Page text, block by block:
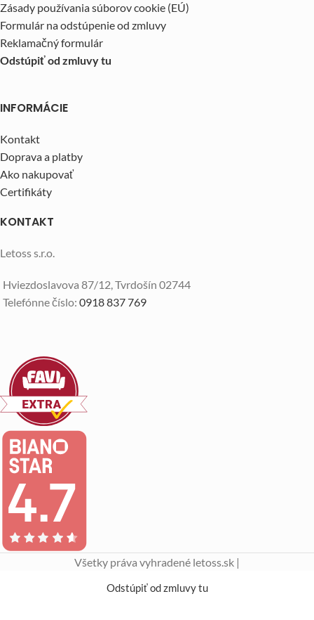
Zásady používania súborov cookie (EÚ)
Formulár na odstúpenie od zmluvy
Reklamačný formulár
Odstúpiť od zmluvy tu
INFORMÁCIE
Kontakt
Doprava a platby
Ako nakupovať
Certifikáty
KONTAKT
Letoss s.r.o.
Hviezdoslavova 87/12, Tvrdošín 02744
Telefónne číslo: 0918 837 769
Všetky práva vyhradené letoss.sk |
Odstúpiť od zmluvy tu